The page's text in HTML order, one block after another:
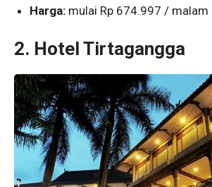
Harga: mulai Rp 674.997 / malam
2. Hotel Tirtagangga